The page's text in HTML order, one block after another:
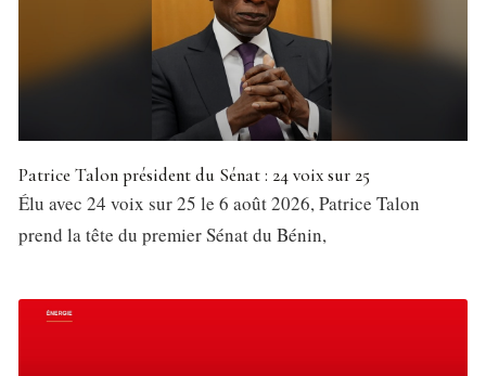
Patrice Talon président du Sénat : 24 voix sur 25
Élu avec 24 voix sur 25 le 6 août 2026, Patrice Talon
prend la tête du premier Sénat du Bénin,